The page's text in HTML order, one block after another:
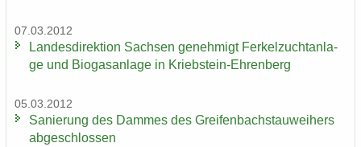
07.03.2012
Lan­des­di­rek­ti­on Sach­sen ge­neh­migt Fer­kel­zucht­an­la­
ge und Bio­gas­an­la­ge in Kriebstein-​Ehrenberg
05.03.2012
Sa­nie­rung des Dam­mes des Grei­fen­bach­stau­wei­hers
ab­ge­schlos­sen